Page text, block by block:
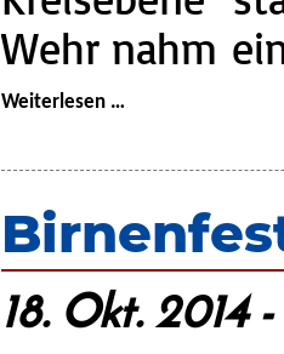
Wehr nahm
Weiterlesen …
18. Okt. 2014